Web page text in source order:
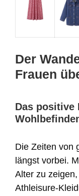
Der
Frauen
Das positive
Die Zeiten von
längst vorbei.
Alter zu
Athleisure-